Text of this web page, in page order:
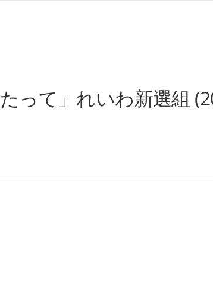
って」れいわ新選組